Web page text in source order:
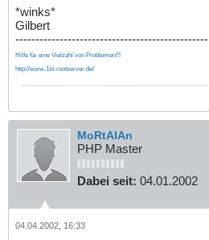
*winks*
Gilbert
------------------------------------------------
Hilfe für eine Vielzahl von Problemen!!!
http://www.1st-rootserver.de/
MoRtAlAn
PHP Master
Dabei seit: 04.01.2002
04.04.2002, 16:33